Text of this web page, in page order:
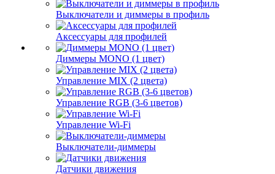
Выключатели и диммеры в профиль
Аксессуары для профилей
Диммеры MONO (1 цвет)
Управление MIX (2 цвета)
Управление RGB (3-6 цветов)
Управление Wi-Fi
Выключатели-диммеры
Датчики движения